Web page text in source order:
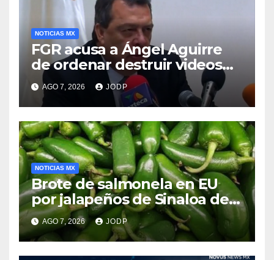
NOTICIAS MX
FGR acusa a Ángel Aguirre
de ordenar destruir videos
clave del caso Ayotzinapa
AGO 7, 2026 JODP
NOTICIAS MX
Brote de salmonela en EU
por jalapeños de Sinaloa deja
345 enfermos y 36
hospitalizados
AGO 7, 2026 JODP